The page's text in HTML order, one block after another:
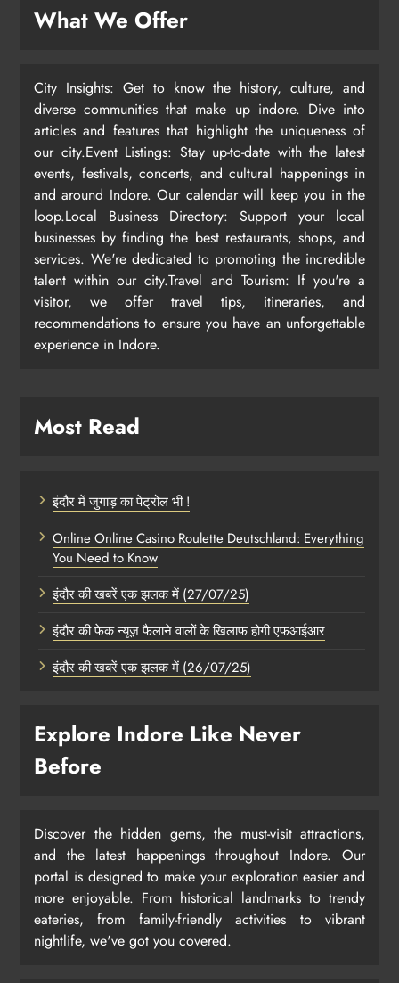
What We Offer
City Insights: Get to know the history, culture, and
diverse communities that make up indore. Dive into
articles and features that highlight the uniqueness of
our city.Event Listings: Stay up-to-date with the latest
events, festivals, concerts, and cultural happenings in
and around Indore. Our calendar will keep you in the
loop.Local Business Directory: Support your local
businesses by finding the best restaurants, shops, and
services. We're dedicated to promoting the incredible
talent within our city.Travel and Tourism: If you're a
visitor, we offer travel tips, itineraries, and
recommendations to ensure you have an unforgettable
experience in Indore.
Most Read
इंदौर में जुगाड़ का पेट्रोल भी !
Online Online Casino Roulette Deutschland: Everything
You Need to Know
इंदौर की खबरें एक झलक में (27/07/25)
इंदौर की फेक न्यूज़ फैलाने वालों के खिलाफ होगी एफआईआर
इंदौर की खबरें एक झलक में (26/07/25)
Explore Indore Like Never
Before
Discover the hidden gems, the must-visit attractions,
and the latest happenings throughout Indore. Our
portal is designed to make your exploration easier and
more enjoyable. From historical landmarks to trendy
eateries, from family-friendly activities to vibrant
nightlife, we've got you covered.